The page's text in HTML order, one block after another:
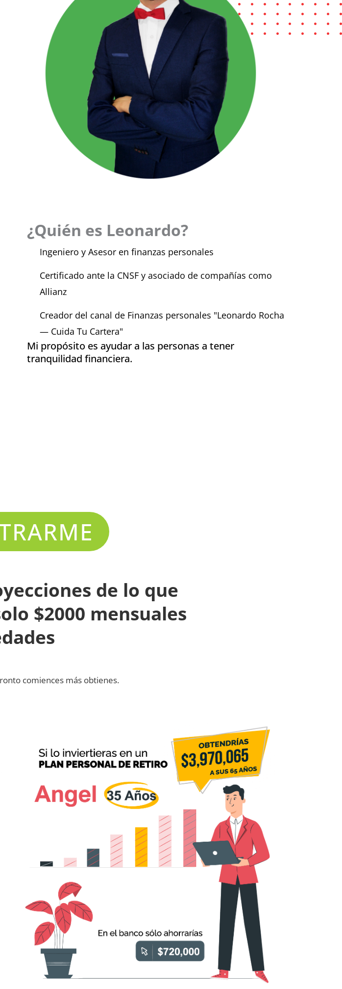
¿Quién es Leonardo?
Ingeniero y Asesor en finanzas personales
Certificado ante la CNSF y asociado de compañías como
Allianz
Creador del canal de Finanzas personales "Leonardo Rocha
— Cuida Tu Cartera"
Mi propósito es ayudar a las personas a tener
tranquilidad financiera.
de lo que
$2000 mensuales
comiences más obtienes.